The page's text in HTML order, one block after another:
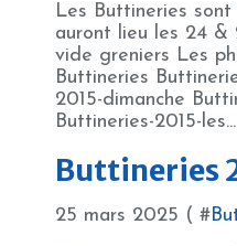
Les Buttineries sont
auront lieu les 24 &
vide greniers Les
Buttineries
2015-dimanche
Buttineries-2015-les...
Buttineries
25 mars 2025 ( #